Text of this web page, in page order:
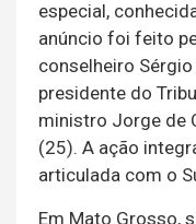
especial,
anúncio foi feito
conselheiro
presidente do
ministro Jorge de
(25). A ação
articulada com o
Em Mato Grosso,